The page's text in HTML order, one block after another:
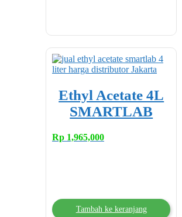
Ethyl Acetate 4L
SMARTLAB
Rp 1,965,000
Tambah ke keranjang